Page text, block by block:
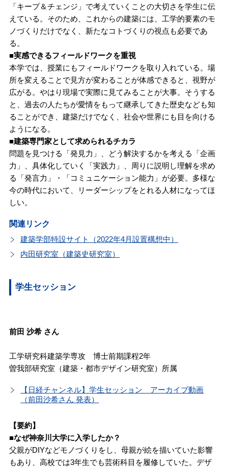
「キープ＆チェンジ」で考えていくことの大切さを学生に伝
えている。そのため、これからの建築には、工学的要素のモ
ノづくりだけでなく、新たなコトづくりの視点も必要であ
る。
■実感できるフィールドワークを重視
本学では、授業にもフィールドワークを取り入れている。場
所を変えることで見方が変わることが体感できると、視野が
広がる。やはり現場で実際に見てみることが大事。そうする
と、過去の人たちが愛情をもって継承してきた歴史なども知
ることができ、建築だけでなく、社会や世界にも目を向ける
ようになる。
■建築専門家として求められるチカラ
問題を見つける「発見力」、どう解決するかを考える「企画
力」、具体化していく「実践力」、周りに説明し理解を求め
る「発言力」・「コミュニケーション能力」が必要。多様な
今の時代において、リーダーシップをとれる人材になってほ
しい。
関連リンク
建築学部特設サイト（2022年4月設置構想中）
内田研究室（建築史研究室）
学生セッション
前田 沙希 さん
工学研究科建築学専攻 博士前期課程2年
曽我部研究室（建築・都市デザイン研究室）所属
【日経チャンネル】学生セッション アーカイブ動画
（前田沙希さん 発表）
【要約】
■なぜ神奈川大学に入学したか？
父親がDIYなどモノづくりをし、母親が絵を描いていた影響
もあり、高校では3年生でも芸術科目を履修していた。デザ